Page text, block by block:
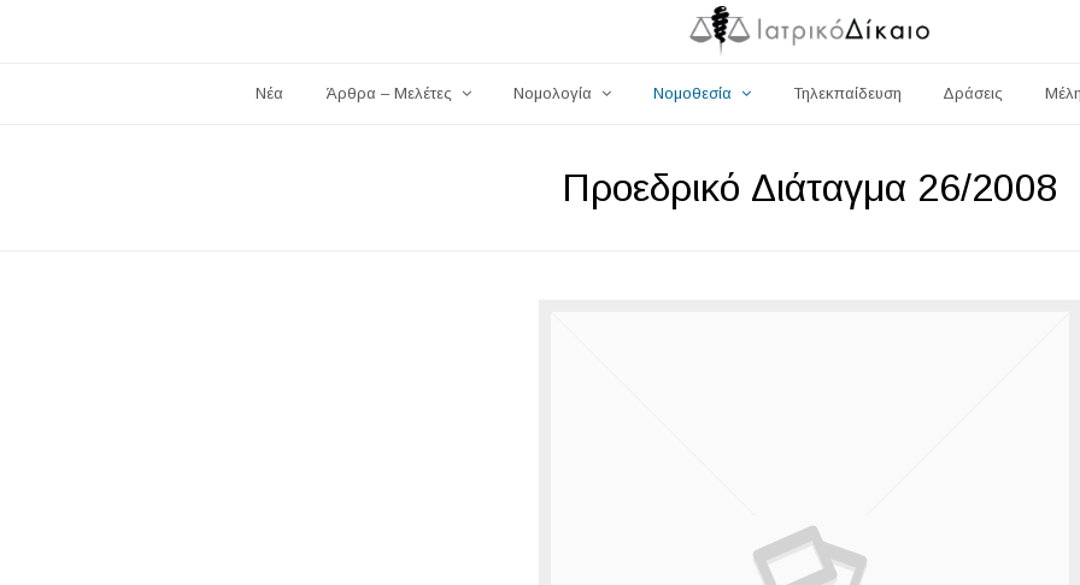
Νέα Άρθρα – Μελέτες Νομολογία Νομοθεσία Τηλεκπαίδευση Δράσεις
Προεδρικό Διάταγμα 26/2008